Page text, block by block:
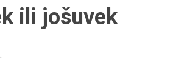
ili jošuvek